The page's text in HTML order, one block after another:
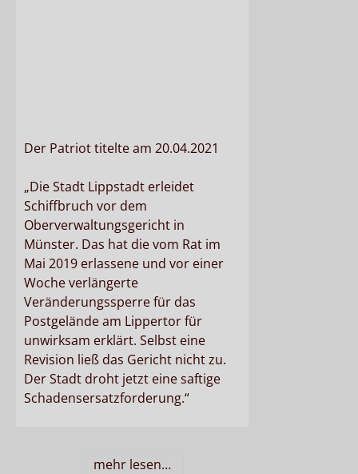
Der Patriot titelte am 20.04.2021
„Die Stadt Lippstadt erleidet
Schiffbruch vor dem
Oberverwaltungsgericht in
Münster. Das hat die vom Rat im
Mai 2019 erlassene und vor einer
Woche verlängerte
Veränderungssperre für das
Postgelände am Lippertor für
unwirksam erklärt. Selbst eine
Revision ließ das Gericht nicht zu.
Der Stadt droht jetzt eine saftige
Schadensersatzforderung.“
mehr lesen…